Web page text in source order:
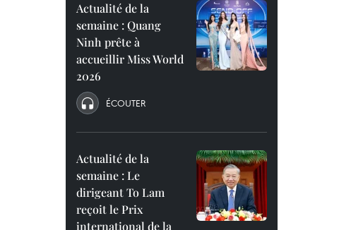
Actualité de la
semaine : Quang
Ninh prête à
accueillir Miss World
2026
ÉCOUTER
Actualité de la
semaine : Le
dirigeant To Lam
reçoit le Prix
international de la